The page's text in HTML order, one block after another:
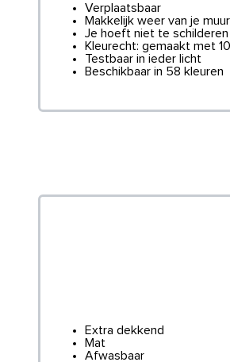
Verplaatsbaar
Makkelijk weer van je
Je hoeft niet te schilderen
Kleurecht: gemaakt met
Testbaar in ieder licht
Beschikbaar in 58 kleuren
Extra dekkend
Mat
Afwasbaar